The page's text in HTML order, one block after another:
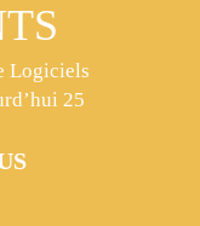
Logiciels
25